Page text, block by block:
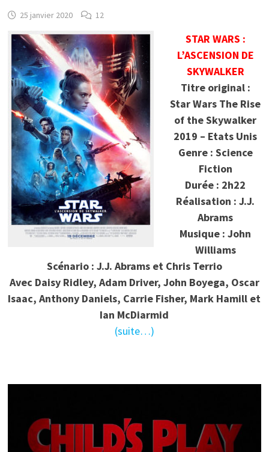
25 janvier 2020 12
STAR WARS :
L’ASCENSION DE
SKYWALKER
Titre original :
Star Wars The Rise
of the Skywalker
2019 – Etats Unis
Genre : Science
Fiction
Durée : 2h22
Réalisation : J.J.
Abrams
Musique : John
Williams
Scénario : J.J. Abrams et Chris Terrio
Avec Daisy Ridley, Adam Driver, John Boyega, Oscar
Isaac, Anthony Daniels, Carrie Fisher, Mark Hamill et
Ian McDiarmid
(suite…)